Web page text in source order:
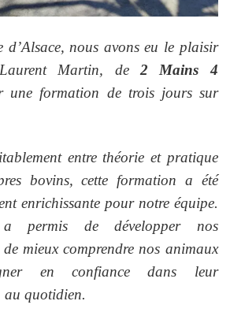
d’Alsace, nous avons eu le plaisir
Laurent Martin, de2 Mains 4
une formation de trois jours sur
entre théorie et pratique
bovins, cette formation a été
enrichissante pour notre équipe.
permis de développer nos
de mieux comprendre nos animaux
en confiance dans leur
quotidien.